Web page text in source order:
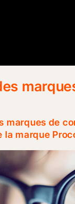
marques de
la marque